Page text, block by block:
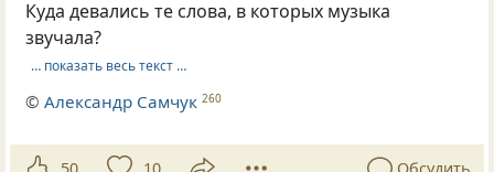
Куда девались те слова, в которых музыка
звучала?
… показать весь текст …
©Александр Самчук 260
50 10 Обсудить